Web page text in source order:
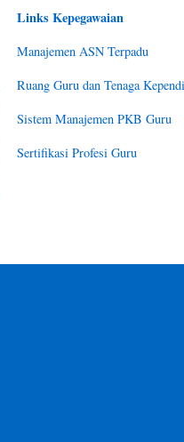
Links Kepegawaian
Manajemen ASN Terpadu
Ruang Guru dan Tenaga
Sistem Manajemen PKB Guru
Sertifikasi Profesi Guru